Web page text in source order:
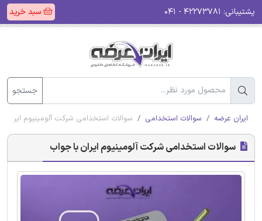
پشتیبانی: سبد خرید
جستجو
ایران عرضه سوالات استخدامی سوالات استخدامی شرکت آلومینیوم ایران
سوالات استخدامی شرکت آلومینیوم ایران با جواب